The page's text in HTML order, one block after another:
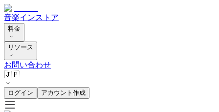
音楽インストア
料金
リソース
お問い合わせ
🇯🇵
ログイン アカウント作成